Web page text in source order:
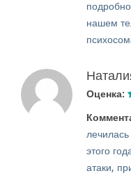
нашем
Оценка:
этого
атаки,